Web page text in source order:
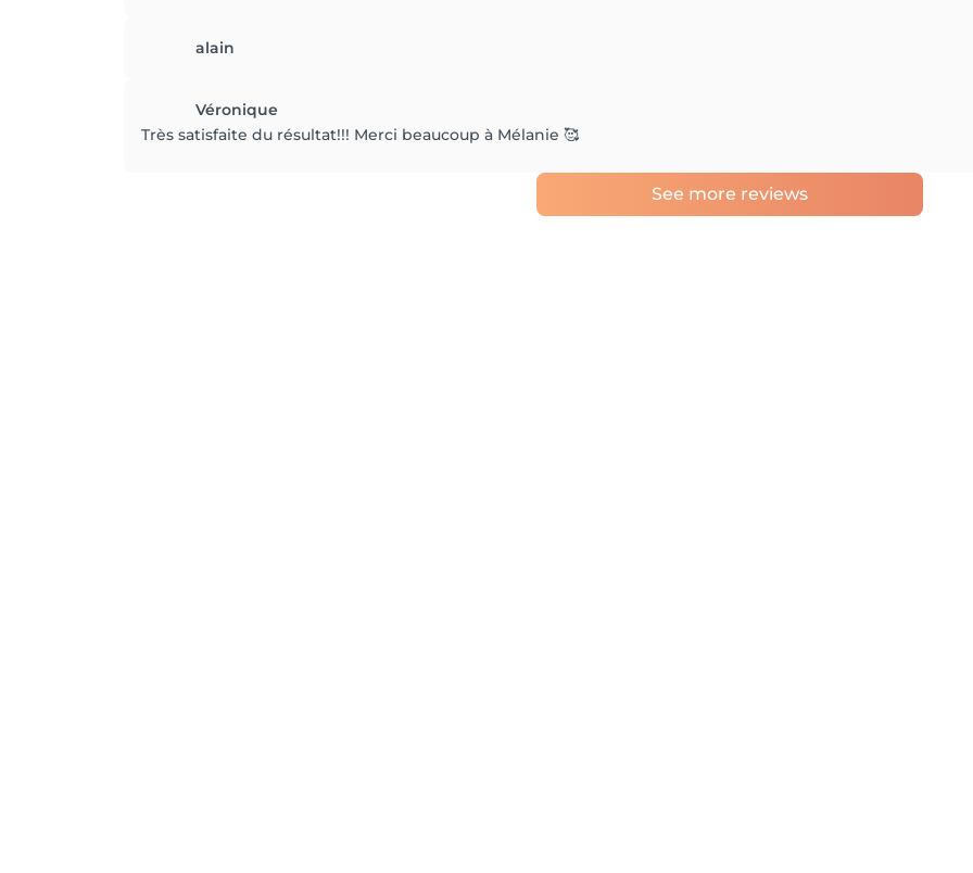
alain
Véronique
Très satisfaite du résultat!!! Merci beaucoup à Mélanie 🥰
See more reviews